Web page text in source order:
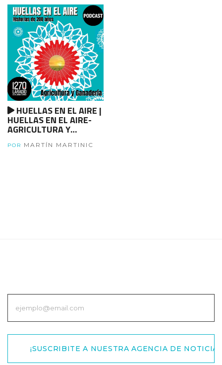
HUELLAS EN EL AIRE |
HUELLAS EN EL AIRE-
AGRICULTURA Y
GANADERIA - Parte 1
POR MARTÍN MARTINIC
¡SUSCRIBITE A NUESTRA AGENCIA DE